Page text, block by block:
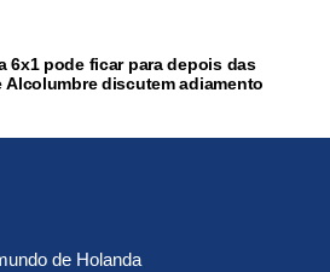
6x1 pode ficar para depois das
Alcolumbre discutem adiamento
de Holanda